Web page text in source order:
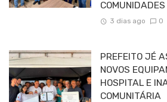
COMUNIDADES
3 dias ago 0
PREFEITO JÉ
NOVOS
HOSPITAL E
COMUNITÁRIA